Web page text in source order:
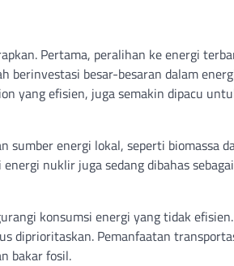
Pertama, peralihan ke energi
berinvestasi besar-besaran dalam
yang efisien, juga semakin dipacu
energi lokal, seperti biomassa
nuklir juga sedang dibahas
konsumsi energi yang tidak
diprioritaskan. Pemanfaatan
bakar fosil.